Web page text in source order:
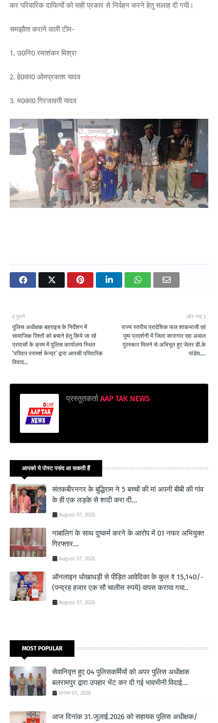
कर परिवारिक दायित्यों को सही प्रकार से निर्वहन करने हेतु सलाह दी गयी।
समझौता कराने वाली टीम-
1. उ0नि0 रमाशंकर मिश्रा
2. हे0का0 ओमप्रकाश यादव
3. म0का0 गिरजावती यादव
और नया
राज्य स्तरीय प्रादेशिक फल शाकभाजी एवं
पुष्प प्रदर्शनी में जिला कारागार रहा अव्वल
पुरस्कार मिलने से अभिभूत हुए जेलर डी.के
पांडेय....
पुराने
पुलिस अधीक्षक बहराइच के निर्देशन में
सामाजिक रिश्तों को बचाने हेतु किये जा रहे
प्रयासों के क्रम में पुलिस कार्यालय स्थित
‘परिवार परामर्श केन्द्र’ द्वारा आपसी परिवारिक
विवाद...
प्रस्तुतकर्ता AAP TAK NEWS
आपको ये पोस्ट पसंद आ सकती हैं
संतकबीरनगर के बुद्धिराम ने 5 बच्चों की मां अपनी बीबी की गांव
के ही एक लड़के से शादी करा दी...
August 07, 2026
नाबालिग के साथ दुष्कर्म करने के आरोप में 01 नफर अभियुक्त
गिरफ्तार...
August 07, 2026
ऑनलाइन धोखाधड़ी से पीड़ित आवेदिका के कुल ₹ 15,140/-
(पन्द्रह हजार एक सौ चालीस रुपये) वापस कराया गया..
August 07, 2026
MOST POPULAR
सेवानिवृत्त हुए 04 पुलिसकर्मियों को अपर पुलिस अधीक्षक
बलरामपुर द्वारा उपहार भेंट कर दी गई भावभीनी विदाई...
अगस्त 01, 2026
आज दिनांक 31.जुलाई.2026 को सहायक पुलिस अधीक्षक/